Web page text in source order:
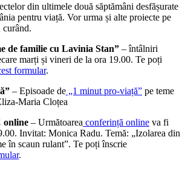
din ultimele două săptămâni desfășurate
pentru viață. Vor urma și alte proiecte pe
curând.
de familie cu Lavinia Stan” – întâlniri
marți și vineri de la ora 19.00. Te poți
formular.
– Episoade de „1 minut pro-viață” pe teme
Maria Cloțea
online – Următoarea conferință online va fi
Invitat: Monica Radu. Temă: „Izolarea din
în scaun rulant”. Te poți înscrie
.